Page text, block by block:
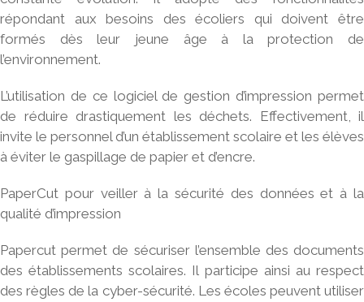
répondant aux besoins des écoliers qui doivent être
formés dès leur jeune âge à la protection de
l’environnement.
L’utilisation de ce logiciel de gestion d’impression permet
de réduire drastiquement les déchets. Effectivement, il
invite le personnel d’un établissement scolaire et les élèves
à éviter le gaspillage de papier et d’encre.
PaperCut pour veiller à la sécurité des données et à la
qualité d’impression
Papercut permet de sécuriser l’ensemble des documents
desétablissements scolaires. Il participe ainsi au respect
des règles de la cyber-sécurité. Les écoles peuvent utiliser